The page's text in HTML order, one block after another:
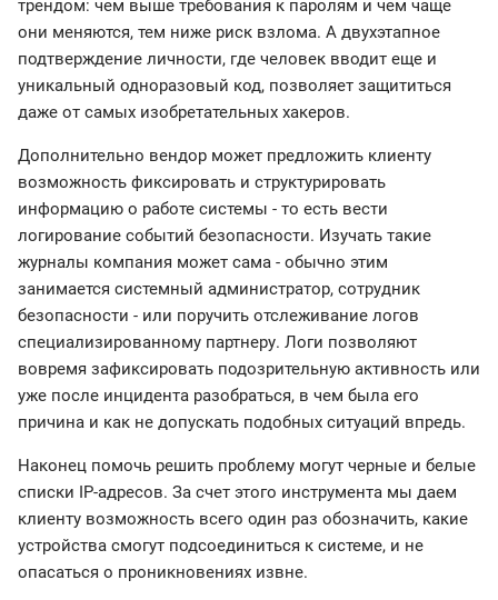
трендом: чем выше требования к паролям и чем чаще
они меняются, тем ниже риск взлома. А двухэтапное
подтверждение личности, где человек вводит еще и
уникальный одноразовый код, позволяет защититься
даже от самых изобретательных хакеров.
Дополнительно вендор может предложить клиенту
возможность фиксировать и структурировать
информацию о работе системы - то есть вести
логирование событий безопасности. Изучать такие
журналы компания может сама - обычно этим
занимается системный администратор, сотрудник
безопасности - или поручить отслеживание логов
специализированному партнеру. Логи позволяют
вовремя зафиксировать подозрительную активность или
уже после инцидента разобраться, в чем была его
причина и как не допускать подобных ситуаций впредь.
Наконец помочь решить проблему могут черные и белые
списки IP-адресов. За счет этого инструмента мы даем
клиенту возможность всего один раз обозначить, какие
устройства смогут подсоединиться к системе, и не
опасаться о проникновениях извне.